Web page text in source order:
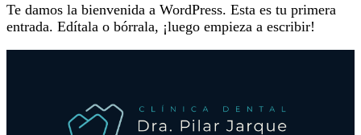
Te damos la bienvenida a WordPress. Esta es tu primera
entrada. Edítala o bórrala, ¡luego empieza a escribir!